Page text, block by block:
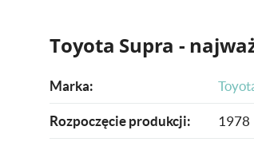
Toyota Supra -
Marka:
Rozpoczęcie produkcji: 1978